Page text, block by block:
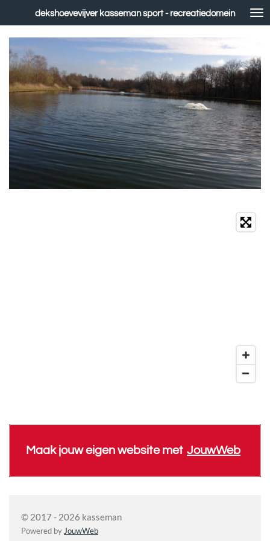
direct
naar
de
hoofdinhoud
dekshoevevijver kasseman sport - recreatiedomein
Maak jouw eigen website met JouwWeb
© 2017 - 2026 kasseman
Powered by JouwWeb